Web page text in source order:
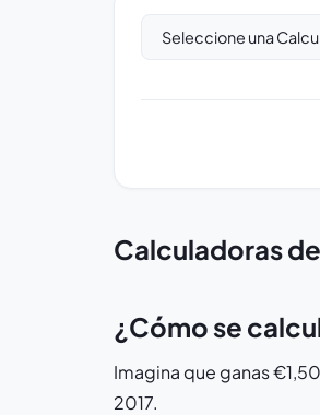
Calculadoras
¿Cómo se
Imagina que ganas
2017.